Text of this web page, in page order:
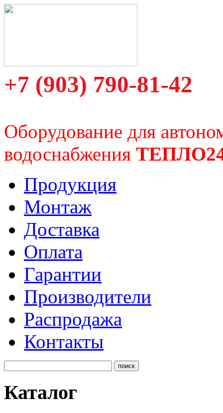
+7 (903) 790-81-42
Оборудование для
водоснабжения
Продукция
Монтаж
Доставка
Оплата
Гарантии
Производители
Распродажа
Контакты
Каталог